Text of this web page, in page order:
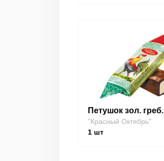
Петушок зол. греб.
"Красный Октябрь"
1 шт